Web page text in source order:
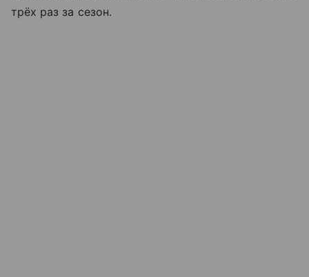
трёх раз за сезон.